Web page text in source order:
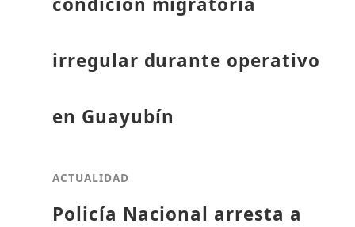
irregular durante operativo
en Guayubín
ACTUALIDAD
Policía Nacional arresta a